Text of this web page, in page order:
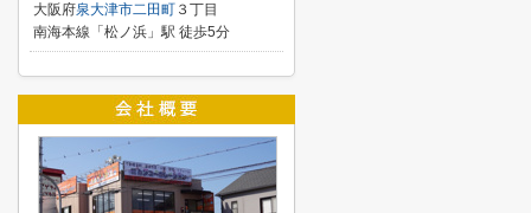
大阪府泉大津市二田町 ３丁目
南海本線「松ノ浜」駅 徒歩5分